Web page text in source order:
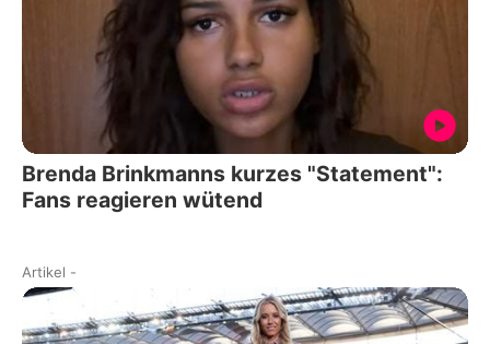
Brenda Brinkmanns kurzes "Statement":
Fans reagieren wütend
Artikel -